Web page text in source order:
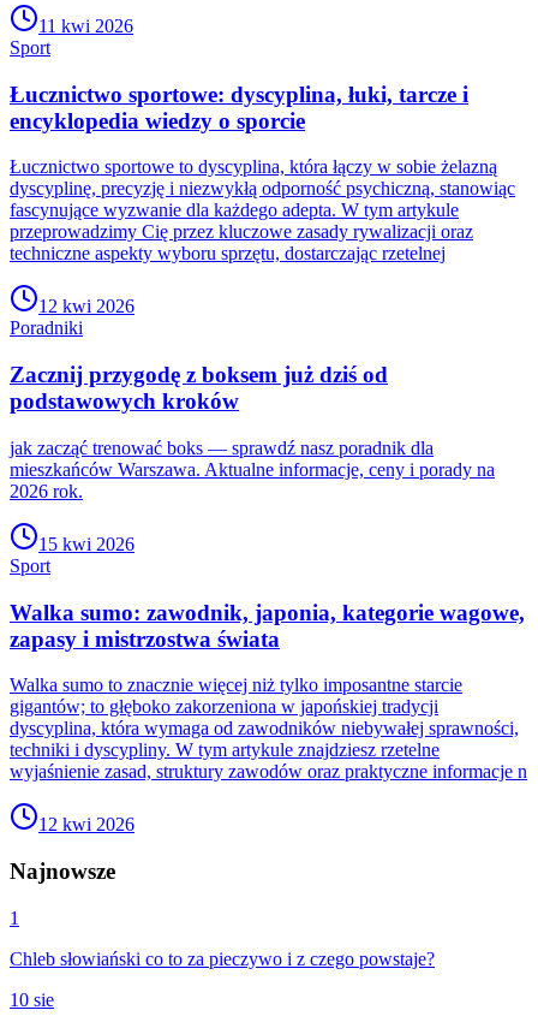
11 kwi 2026
Sport
Łucznictwo sportowe: dyscyplina, łuki, tarcze i
encyklopedia wiedzy o sporcie
Łucznictwo sportowe to dyscyplina, która łączy w sobie żelazną
dyscyplinę, precyzję i niezwykłą odporność psychiczną, stanowiąc
fascynujące wyzwanie dla każdego adepta. W tym artykule
przeprowadzimy Cię przez kluczowe zasady rywalizacji oraz
techniczne aspekty wyboru sprzętu, dostarczając rzetelnej
12 kwi 2026
Poradniki
Zacznij przygodę z boksem już dziś od
podstawowych kroków
jak zacząć trenować boks — sprawdź nasz poradnik dla
mieszkańców Warszawa. Aktualne informacje, ceny i porady na
2026 rok.
15 kwi 2026
Sport
Walka sumo: zawodnik, japonia, kategorie wagowe,
zapasy i mistrzostwa świata
Walka sumo to znacznie więcej niż tylko imposantne starcie
gigantów; to głęboko zakorzeniona w japońskiej tradycji
dyscyplina, która wymaga od zawodników niebywałej sprawności,
techniki i dyscypliny. W tym artykule znajdziesz rzetelne
wyjaśnienie zasad, struktury zawodów oraz praktyczne informacje n
12 kwi 2026
Najnowsze
1
Chleb słowiański co to za pieczywo i z czego powstaje?
10 sie